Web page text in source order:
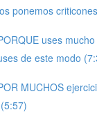
ponemos criticones
uses
de este modo
MUCHOS